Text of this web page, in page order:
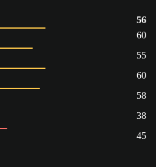
56
60
55
60
58
38
45